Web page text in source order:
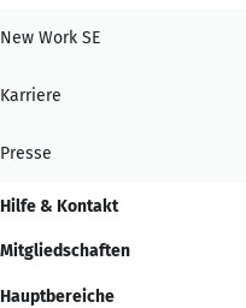
New Work SE
Karriere
Presse
Hilfe & Kontakt
Mitgliedschaften
Hauptbereiche